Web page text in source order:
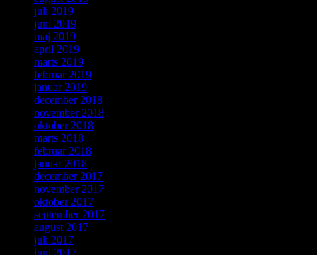
juli 2019
juni 2019
maj 2019
april 2019
marts 2019
februar 2019
januar 2019
december 2018
november 2018
oktober 2018
marts 2018
februar 2018
januar 2018
december 2017
november 2017
oktober 2017
september 2017
august 2017
juli 2017
juni 2017